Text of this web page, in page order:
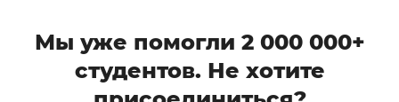
Мы уже помогли 2 000 000+
студентов. Не хотите